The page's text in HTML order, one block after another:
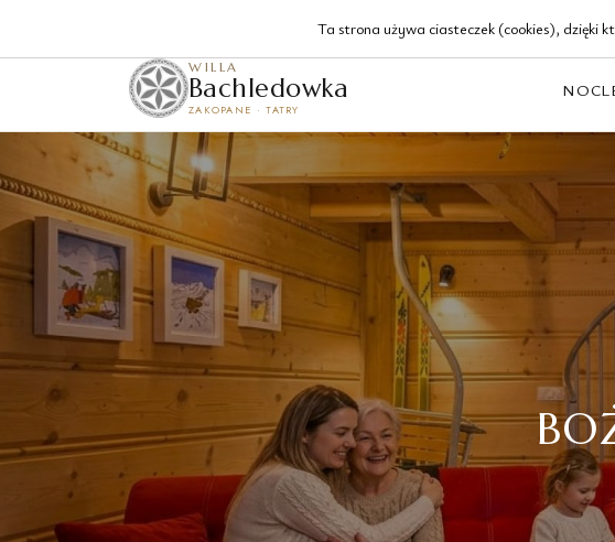
Krzeptówki 129, Zakopane
WILLA
Bachledowka
ZAKOPANE · TATRY
Ta strona używa ciasteczek (cookies), dzięki